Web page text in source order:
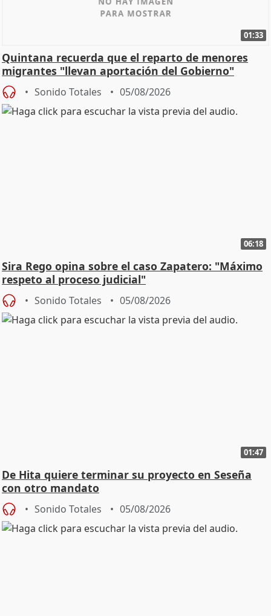
01:33
Quintana recuerda que el reparto de menores
migrantes "llevan aportación del Gobierno"
central
Sonido Totales 05/08/2026
06:18
Sira Rego opina sobre el caso Zapatero: "Máximo
respeto al proceso judicial"
Sonido Totales 05/08/2026
01:47
De Hita quiere terminar su proyecto en Seseña
con otro mandato
Sonido Totales 05/08/2026